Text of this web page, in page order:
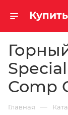
Comp
Главная —